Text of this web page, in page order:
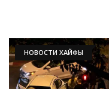
НОВОСТИ ХАЙФЫ